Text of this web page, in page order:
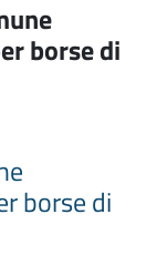
borse di
borse di